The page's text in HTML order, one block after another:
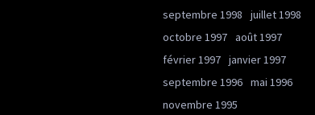
septembre 1998
juillet 1998
octobre 1997 août 1997
février 1997 janvier 1997
septembre 1996 mai 1996
novembre 1995